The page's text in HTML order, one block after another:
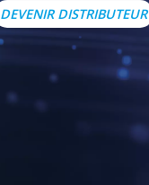
DEVENIR DISTRIBUTEUR